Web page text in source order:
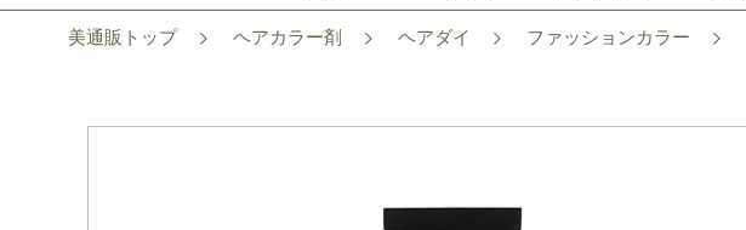
美通販トップ ヘアカラー剤 ヘアダイ ファッションカラー